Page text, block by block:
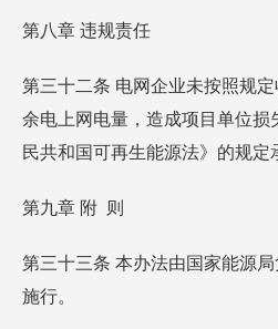
第八章 违规责任
第三十二条 电网企业未按照规
余电上网电量，造成项目单位损
民共和国可再生能源法》的规定
第九章 附 则
第三十三条 本办法由国家能源
施行。